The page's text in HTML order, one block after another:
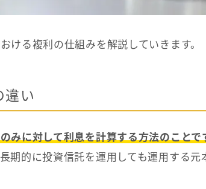
ける複利の仕組みを解説していきます。
違い
みに対して利息を計算する方法のことで
期的に投資信託を運用しても運用する元